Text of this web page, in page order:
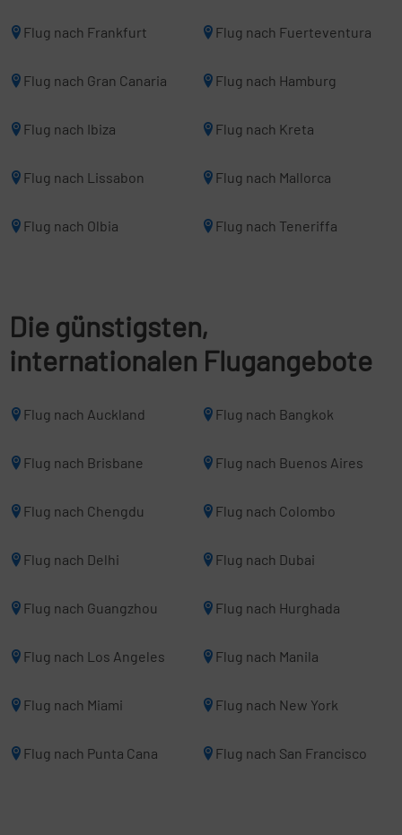
Flug nach Frankfurt Flug nach Fuerteventura
Flug nach Gran Canaria Flug nach Hamburg
Flug nach Ibiza Flug nach Kreta
Flug nach Lissabon Flug nach Mallorca
Flug nach Olbia Flug nach Teneriffa
Die günstigsten,
internationalen Flugangebote
Flug nach Auckland Flug nach Bangkok
Flug nach Brisbane Flug nach Buenos Aires
Flug nach Chengdu Flug nach Colombo
Flug nach Delhi Flug nach Dubai
Flug nach Guangzhou Flug nach Hurghada
Flug nach Los Angeles Flug nach Manila
Flug nach Miami Flug nach New York
Flug nach Punta Cana Flug nach San Francisco